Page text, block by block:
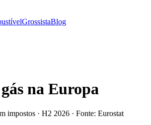
GrossistaBlog
na Europa
impostos · H2 2026 · Fonte: Eurostat